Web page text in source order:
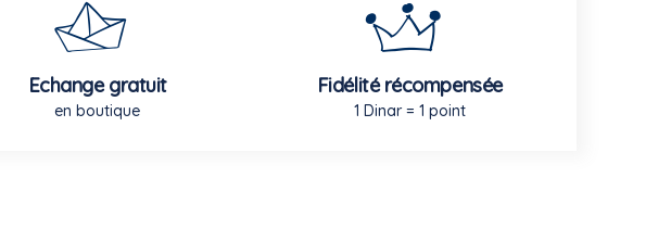
Echange gratuit
en boutique
Fidélité récompensée
1 Dinar = 1 point